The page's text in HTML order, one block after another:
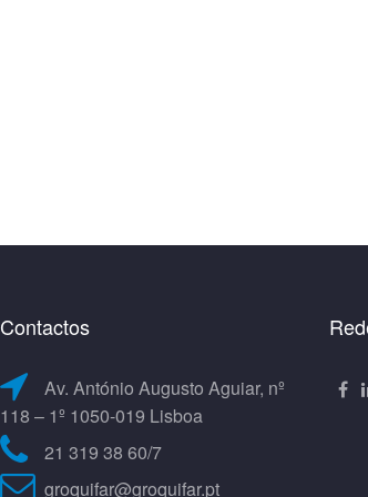
Contactos
Av. António Augusto Aguiar, nº
118 – 1º 1050-019 Lisboa
21 319 38 60/7
groquifar@groquifar.pt